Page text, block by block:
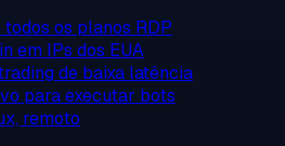
os planos RDP
em IPs dos EUA
de baixa latência
para executar bots
remoto